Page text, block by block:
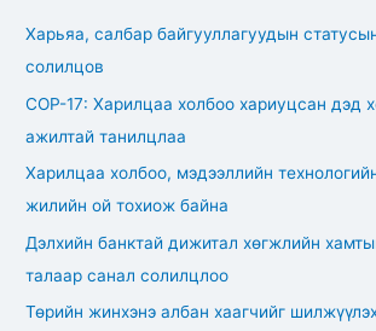
:
Харьяа, салбар байгууллагуудын
солилцов
СОР-17: Харилцаа холбоо хариуцсан дэд
ажилтай танилцлаа
Харилцаа холбоо, мэдээллийн
жилийн ой тохиож байна
Дэлхийн банктай дижитал хөгжлийн
талаар санал солилцлоо
Төрийн жинхэнэ албан хаагчийг